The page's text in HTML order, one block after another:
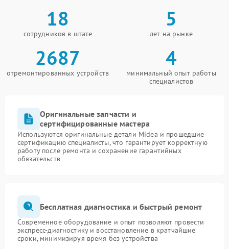
18
сотрудников в штате
5
лет на рынке
2687
отремонтированных устройств
4
минимальный опыт работы
специалистов
Оригинальные запчасти и
сертифицированные мастера
Используются оригинальные детали Midea и прошедшие
сертификацию специалисты, что гарантирует корректную
работу после ремонта и сохранение гарантийных
обязательств
Бесплатная диагностика и быстрый ремонт
Современное оборудование и опыт позволяют провести
экспресс-диагностику и восстановление в кратчайшие
сроки, минимизируя время без устройства